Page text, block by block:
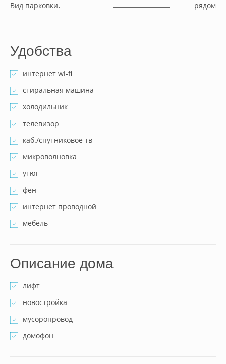
Вид парковки
рядом
Удобства
интернет wi-fi
стиральная машина
холодильник
телевизор
каб./спутниковое тв
микроволновка
утюг
фен
интернет проводной
мебель
Описание дома
лифт
новостройка
мусоропровод
домофон